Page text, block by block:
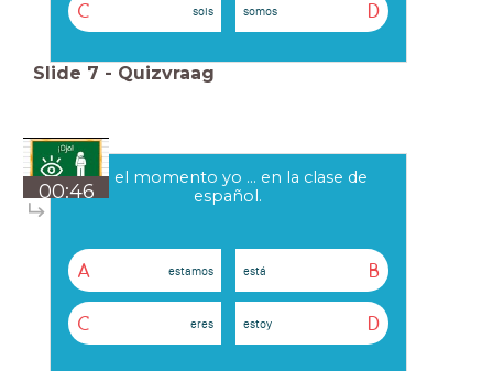
C sois D
somos
Slide 7 - Quizvraag
00:46
En el momento yo ... en la clase de
español.
A estamos B
está
C eres D
estoy